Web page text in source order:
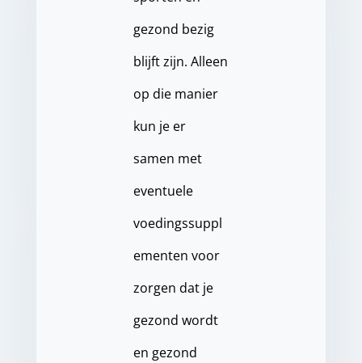
gezond bezig
blijft zijn. Alleen
op die manier
kun je er
samen met
eventuele
voedingssuppl
ementen voor
zorgen dat je
gezond wordt
en gezond